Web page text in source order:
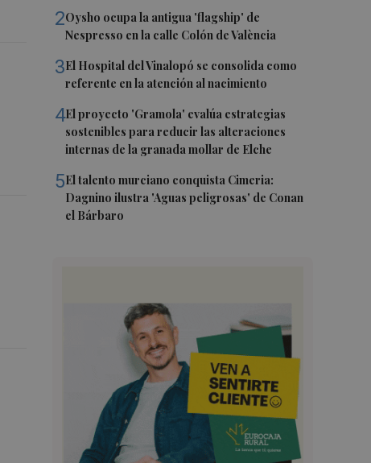
2Oysho ocupa la antigua 'flagship' de
Nespresso en la calle Colón de València
3El Hospital del Vinalopó se consolida como
referente en la atención al nacimiento
4El proyecto 'Gramola' evalúa estrategias
sostenibles para reducir las alteraciones
internas de la granada mollar de Elche
5El talento murciano conquista Cimeria:
Dagnino ilustra 'Aguas peligrosas' de Conan
el Bárbaro